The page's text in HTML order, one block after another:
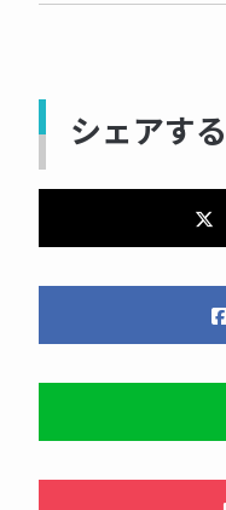
シェアする